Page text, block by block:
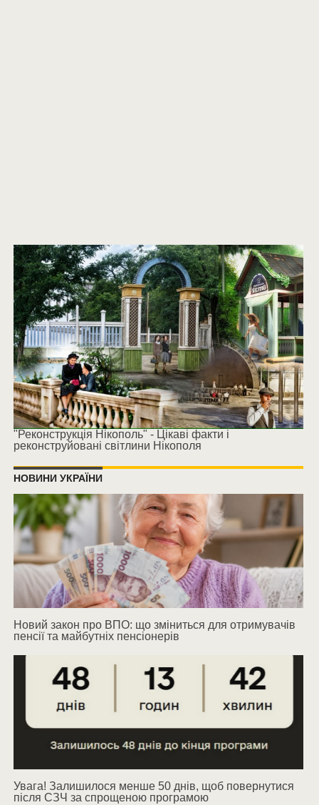
"Реконструкція Нікополь" - Цікаві факти і
реконструйовані світлини Нікополя
НОВИНИ УКРАЇНИ
Новий закон про ВПО: що зміниться для отримувачів
пенсії та майбутніх пенсіонерів
Увага! Залишилося менше 50 днів, щоб повернутися
після СЗЧ за спрощеною програмою